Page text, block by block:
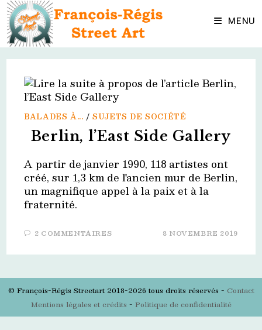
Skip
content MENU
BALADES À... /SUJETS DE SOCIÉTÉ
Berlin, l’East Side Gallery
A partir de janvier 1990, 118 artistes ont
créé, sur 1,3 km de l'ancien mur de Berlin,
un magnifique appel à la paix et à la
fraternité.
2 COMMENTAIRES 8 NOVEMBRE 2019
© François-Régis Streetart 2018-2026 tous droits réservés - Contact
Mentions légales et crédits - Politique de confidentialité